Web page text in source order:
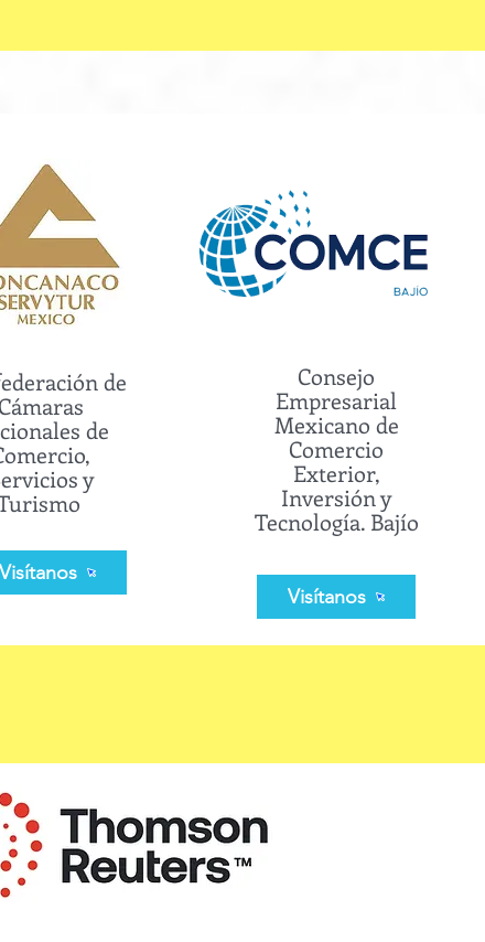
de
Cámaras
de
y
Visítanos
Consejo
Empresarial
Mexicano de
Comercio
Exterior,
Inversión y
Tecnología. Bajío
Visítanos